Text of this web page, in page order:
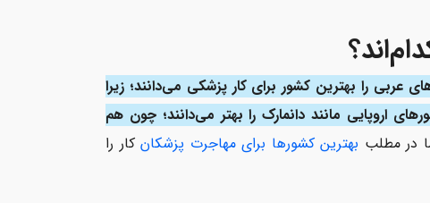
عربی را بهترین کشور برای کار پزشکی می‌دانند؛ زیرا
اروپایی مانند دانمارک را بهتر می‌دانند؛ چون هم
در مطلب بهترین کشورها برای مهاجرت پزشکان کار را